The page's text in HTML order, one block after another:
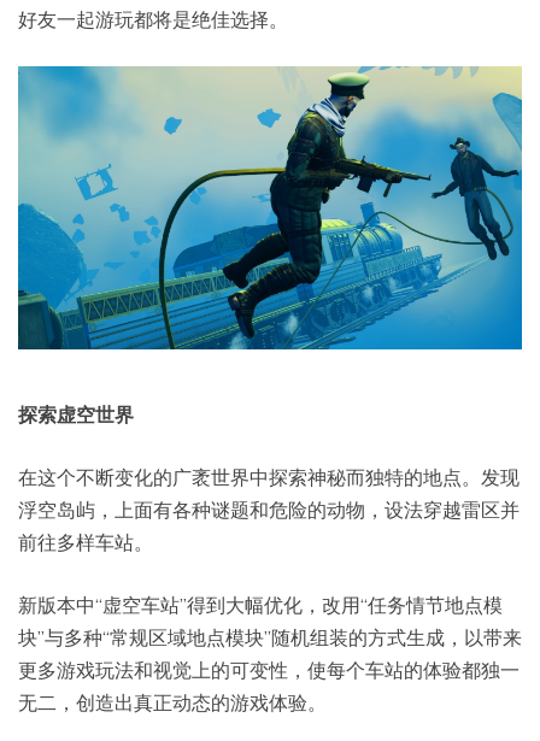
好友一起游玩都将是绝佳选择。
探索虚空世界
在这个不断变化的广袤世界中探索神秘而独特的地点。发现
浮空岛屿，上面有各种谜题和危险的动物，设法穿越雷区并
前往多样车站。
新版本中“虚空车站”得到大幅优化，改用“任务情节地点模
块”与多种“常规区域地点模块”随机组装的方式生成，以带来
更多游戏玩法和视觉上的可变性，使每个车站的体验都独一
无二，创造出真正动态的游戏体验。